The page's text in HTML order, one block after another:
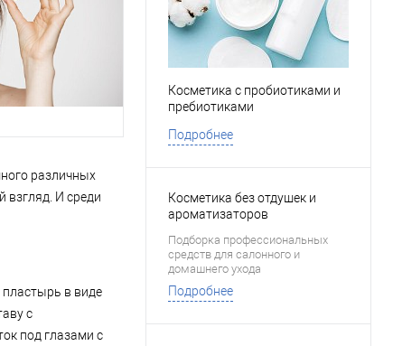
различных
взгляд. И среди
пластырь в виде
с
под глазами с
Косметика с пробиотиками и
пребиотиками
Подробнее
Косметика без отдушек и
ароматизаторов
Подборка профессиональных
средств для салонного и
домашнего ухода
Подробнее